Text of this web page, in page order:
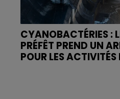
CYANOBACTÉRIES :
PRÉFÊT PREND UN
POUR LES ACTIVITÉS